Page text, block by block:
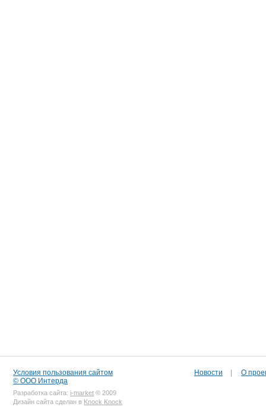
Условия пользования сайтом
© ООО Интерда
Разработка сайта: i-market © 2009
Дизайн сайта сделан в Knock Knock
Новости О